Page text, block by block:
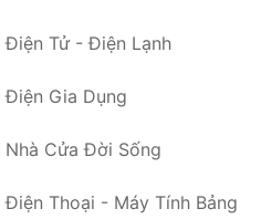
Điện Tử - Điện Lạnh
Điện Gia Dụng
Nhà Cửa Đời Sống
Điện Thoại - Máy Tính Bảng